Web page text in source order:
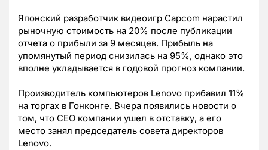
Японский разработчик видеоигр Capcom нарастил
рыночную стоимость на 20% после публикации
отчета о прибыли за 9 месяцев. Прибыль на
упомянутый период снизилась на 95%, однако это
вполне укладывается в годовой прогноз компании.
Производитель компьютеров Lenovo прибавил 11%
на торгах в Гонконге. Вчера появились новости о
том, что СЕО компании ушел в отставку, а его
место занял председатель совета директоров
Lenovo.